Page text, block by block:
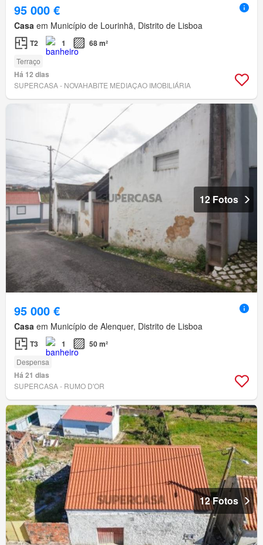
95 000 €
Casa em Município de Lourinhã, Distrito de Lisboa
T2 1 68 m²
Terraço
Há 12 dias
SUPERCASA - NOVAHABITE MEDIAÇAO IMOBILIÁRIA
12 Fotos
95 000 €
Casa em Município de Alenquer, Distrito de Lisboa
T3 1 50 m²
Despensa
Há 21 dias
SUPERCASA - RUMO D'OR
12 Fotos